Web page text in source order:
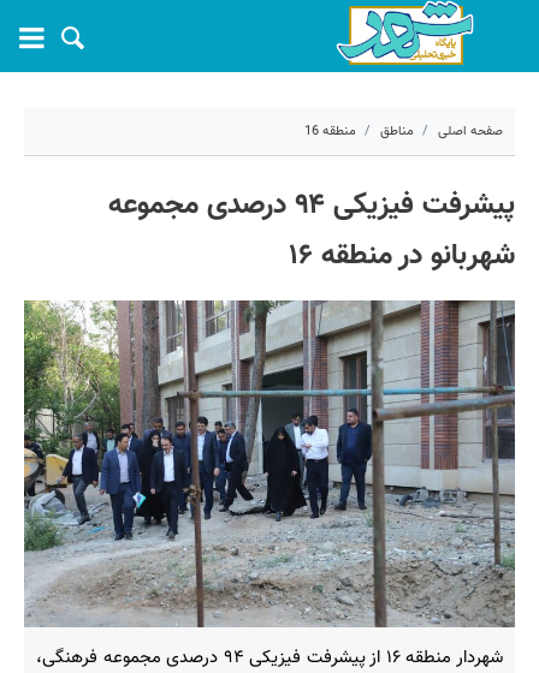
صفحه اصلی مناطق منطقه 16
کد مطلب:
پیشرفت فیزیکی ۹۴ درصدی مجموعه
شهربانو در منطقه ۱۶
شهردار منطقه ۱۶ از پیشرفت فیزیکی ۹۴ درصدی مجموعه فرهنگی،